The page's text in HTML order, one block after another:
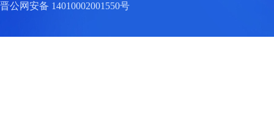
晋公网安备 14010002001550号